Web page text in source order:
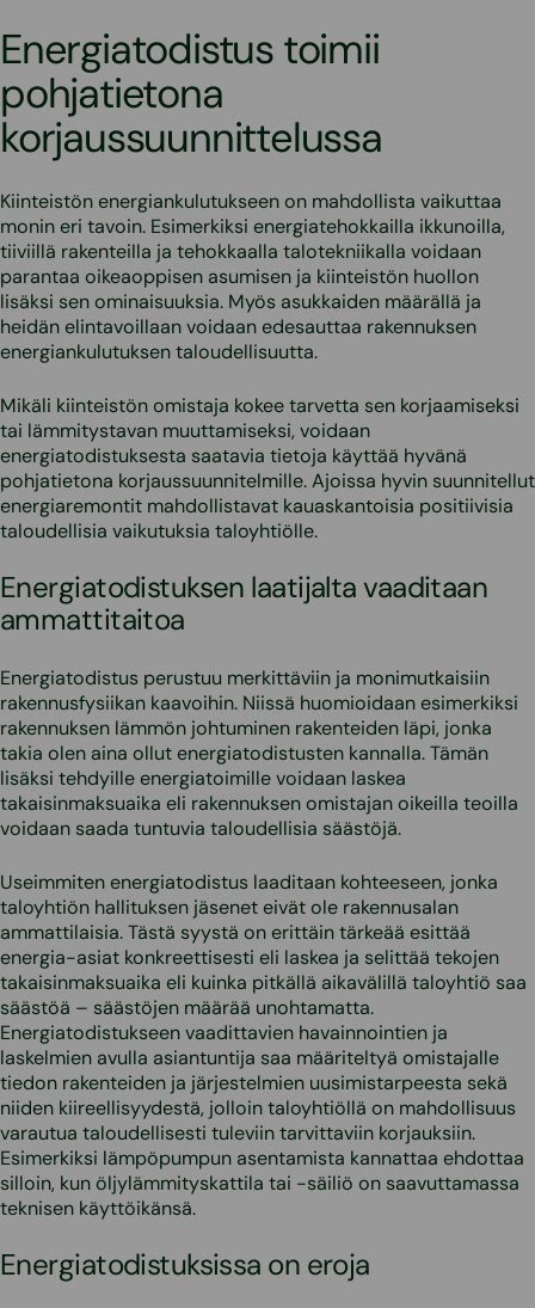
Energiatodistus toimii
pohjatietona
korjaussuunnittelussa
Kiinteistön energiankulutukseen on mahdollista vaikuttaa
monin eri tavoin. Esimerkiksi energiatehokkailla ikkunoilla,
tiiviillä rakenteilla ja tehokkaalla talotekniikalla voidaan
parantaa oikeaoppisen asumisen ja kiinteistön huollon
lisäksi sen ominaisuuksia. Myös asukkaiden määrällä ja
heidän elintavoillaan voidaan edesauttaa rakennuksen
energiankulutuksen taloudellisuutta.
Mikäli kiinteistön omistaja kokee tarvetta sen korjaamiseksi
tai lämmitystavan muuttamiseksi, voidaan
energiatodistuksesta saatavia tietoja käyttää hyvänä
pohjatietona korjaussuunnitelmille. Ajoissa hyvin suunnitellut
energiaremontit mahdollistavat kauaskantoisia positiivisia
taloudellisia vaikutuksia taloyhtiölle.
Energiatodistuksen laatijalta vaaditaan
ammattitaitoa
Energiatodistus perustuu merkittäviin ja monimutkaisiin
rakennusfysiikan kaavoihin. Niissä huomioidaan esimerkiksi
rakennuksen lämmön johtuminen rakenteiden läpi, jonka
takia olen aina ollut energiatodistusten kannalla. Tämän
lisäksi tehdyille energiatoimille voidaan laskea
takaisinmaksuaika eli rakennuksen omistajan oikeilla teoilla
voidaan saada tuntuvia taloudellisia säästöjä.
Useimmiten energiatodistus laaditaan kohteeseen, jonka
taloyhtiön hallituksen jäsenet eivät ole rakennusalan
ammattilaisia. Tästä syystä on erittäin tärkeää esittää
energia-asiat konkreettisesti eli laskea ja selittää tekojen
takaisinmaksuaika eli kuinka pitkällä aikavälillä taloyhtiö saa
säästöä – säästöjen määrää unohtamatta.
Energiatodistukseen vaadittavien havainnointien ja
laskelmien avulla asiantuntija saa määriteltyä omistajalle
tiedon rakenteiden ja järjestelmien uusimistarpeesta sekä
niiden kiireellisyydestä, jolloin taloyhtiöllä on mahdollisuus
varautua taloudellisesti tuleviin tarvittaviin korjauksiin.
Esimerkiksi lämpöpumpun asentamista kannattaa ehdottaa
silloin, kun öljylämmityskattila tai -säiliö on saavuttamassa
teknisen käyttöikänsä.
Energiatodistuksissa on eroja